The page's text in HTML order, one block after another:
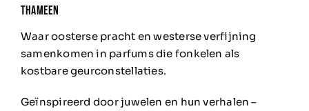
Thameen
Waar oosterse pracht en westerse verfijning
samenkomen in parfums die fonkelen als
kostbare geurconstellaties.
Geïnspireerd door juwelen en hun verhalen –